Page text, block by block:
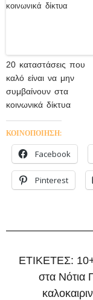
20 καταστάσεις που
καλό είναι να μην
συμβαίνουν στα
κοινωνικά δίκτυα
ΚΟΙΝΟΠΟΙΗΣΗ:
Facebook
Pinterest
ΕΤΙΚΕΤΕΣ:
στα Νότια